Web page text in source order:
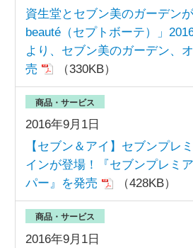
資生堂とセブン美のガーデン
beauté（セプトボーテ）」
より、セブン美のガーデン、
売
（330KB）
2016年9月1日
商品・サービス
【セブン＆アイ】セブンプレ
インが登場！『セブンプレミ
パー』を発売
（428KB）
2016年9月1日
商品・サービス